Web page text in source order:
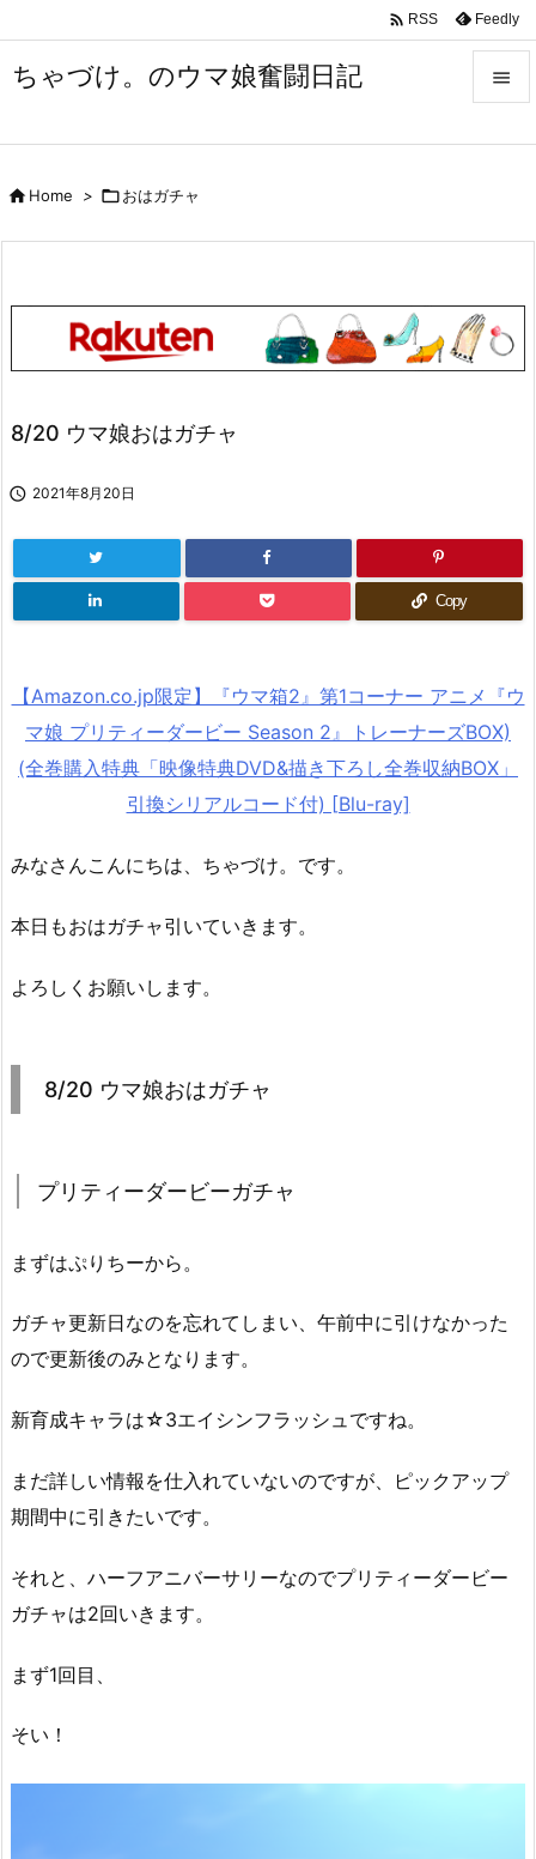
ちゃづけ。のウマ娘奮闘日記 


Next

 RSS Feedly
Home > おはガチャ
8/20 ウマ娘おはガチャ
 2021年8月20日
Copy
【Amazon.co.jp限定】『ウマ箱2』第1コーナー アニメ『ウ
マ娘 プリティーダービー Season 2』トレーナーズBOX)
(全巻購入特典「映像特典DVD&描き下ろし全巻収納BOX」
引換シリアルコード付) [Blu-ray]
みなさんこんにちは、ちゃづけ。です。
本日もおはガチャ引いていきます。
よろしくお願いします。
8/20 ウマ娘おはガチャ
プリティーダービーガチャ
まずはぷりちーから。
ガチャ更新日なのを忘れてしまい、午前中に引けなかった
ので更新後のみとなります。
新育成キャラは☆3エイシンフラッシュですね。
まだ詳しい情報を仕入れていないのですが、ピックアップ
期間中に引きたいです。
それと、ハーフアニバーサリーなのでプリティーダービー
ガチャは2回いきます。
まず1回目、
そい！